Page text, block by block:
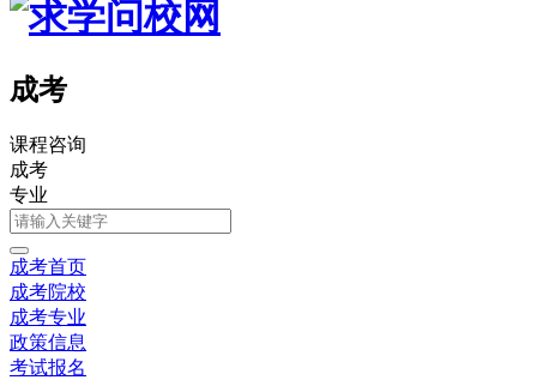
成考
课程咨询
成考
专业
成考首页
成考院校
成考专业
政策信息
考试报名